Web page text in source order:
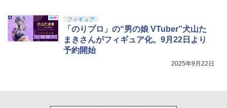
フィギュア
「のりプロ」の“男の娘 VTuber”犬山た
まきさんがフィギュア化。9月22日より
予約開始
2025年9月22日